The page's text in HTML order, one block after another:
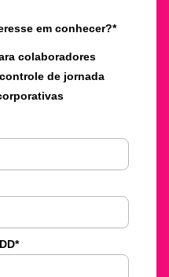
em conhecer?*
colaboradores
de jornada
*